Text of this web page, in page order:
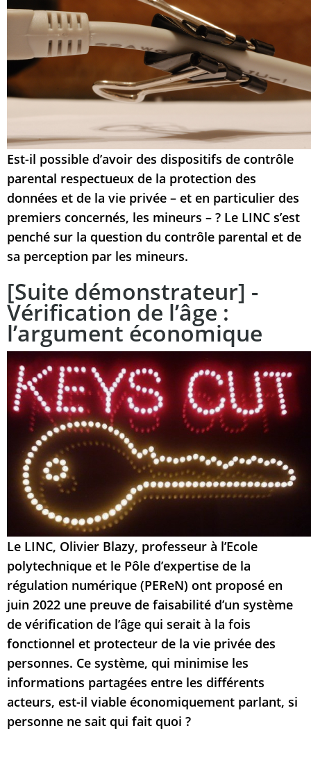
Est-il possible d’avoir des dispositifs de contrôle
parental respectueux de la protection des
données et de la vie privée – et en particulier des
premiers concernés, les mineurs – ? Le LINC s’est
penché sur la question du contrôle parental et de
sa perception par les mineurs.
[Suite démonstrateur] -
Vérification de l’âge :
l’argument économique
Le LINC, Olivier Blazy, professeur à l’Ecole
polytechnique et le Pôle d’expertise de la
régulation numérique (PEReN) ont proposé en
juin 2022 une preuve de faisabilité d’un système
de vérification de l’âge qui serait à la fois
fonctionnel et protecteur de la vie privée des
personnes. Ce système, qui minimise les
informations partagées entre les différents
acteurs, est-il viable économiquement parlant, si
personne ne sait qui fait quoi ?